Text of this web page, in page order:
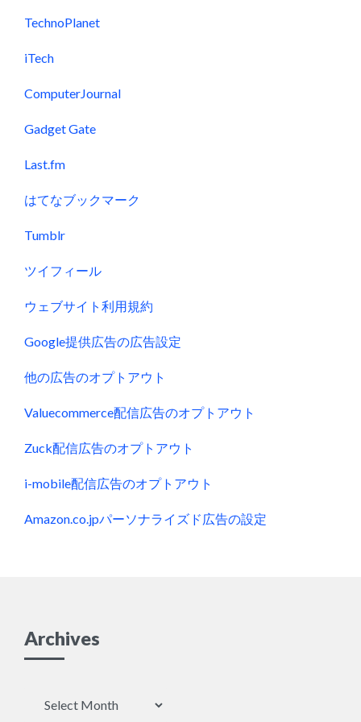
TechnoPlanet
iTech
ComputerJournal
Gadget Gate
Last.fm
はてなブックマーク
Tumblr
ツイフィール
ウェブサイト利用規約
Google提供広告の広告設定
他の広告のオプトアウト
Valuecommerce配信広告のオプトアウト
Zuck配信広告のオプトアウト
i-mobile配信広告のオプトアウト
Amazon.co.jpパーソナライズド広告の設定
Archives